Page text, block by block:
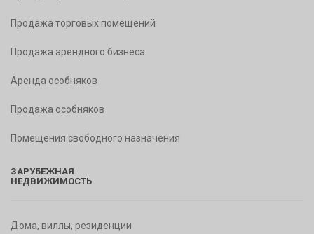
Продажа торговых помещений
Продажа арендного бизнеса
Аренда особняков
Продажа особняков
Помещения свободного назначения
ЗАРУБЕЖНАЯ
НЕДВИЖИМОСТЬ
Дома, виллы, резиденции